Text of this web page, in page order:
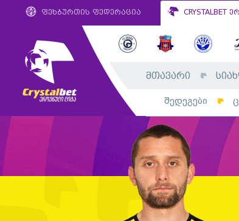
ფეხბურთის ფედერაცია
მთავარი
შედეგები